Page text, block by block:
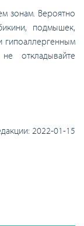
зонам. Вероятно
подмышек,
гипоаллергенным
откладывайте
2022-01-15